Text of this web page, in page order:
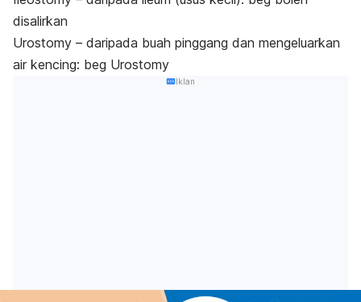
disalirkan
Urostomy – daripada buah pinggang dan mengeluarkan
air kencing: beg Urostomy
Iklan